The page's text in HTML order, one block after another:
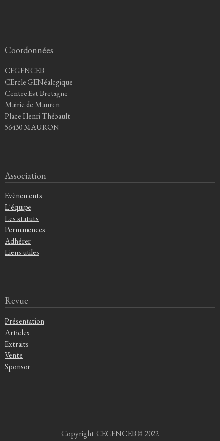
Coordonnées
CEGENCEB
CErcle GENéalogique
Centre Est Bretagne
Mairie de Mauron
Place Henri Thébault
56430 MAURON
Association
Evènements
L'équipe
Les statuts
Permanences
Adhérer
Liens utiles
Revue
Présentation
Articles
Extraits
Vente
Sponsor
Copyright CEGENCEB © 2022